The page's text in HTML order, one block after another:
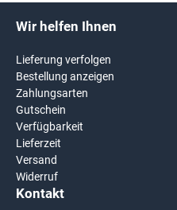
Wir helfen Ihnen
Lieferung verfolgen
Bestellung anzeigen
Zahlungsarten
Gutschein
Verfügbarkeit
Lieferzeit
Versand
Widerruf
Kontakt